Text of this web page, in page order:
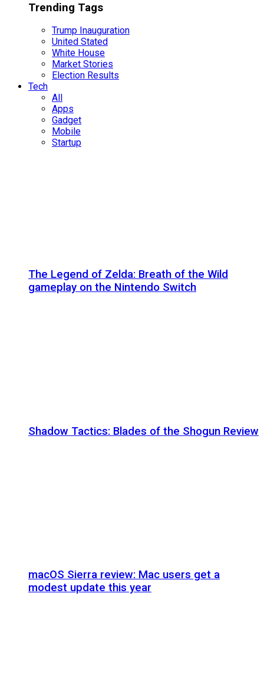
Trending Tags
Trump Inauguration
United Stated
White House
Market Stories
Election Results
Tech
All
Apps
Gadget
Mobile
Startup
The Legend of Zelda: Breath of the Wild
gameplay on the Nintendo Switch
Shadow Tactics: Blades of the Shogun Review
macOS Sierra review: Mac users get a
modest update this year